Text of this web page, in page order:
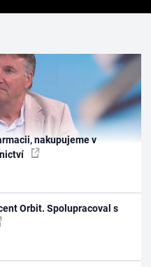
nakupujeme v
Orbit. Spolupracoval s